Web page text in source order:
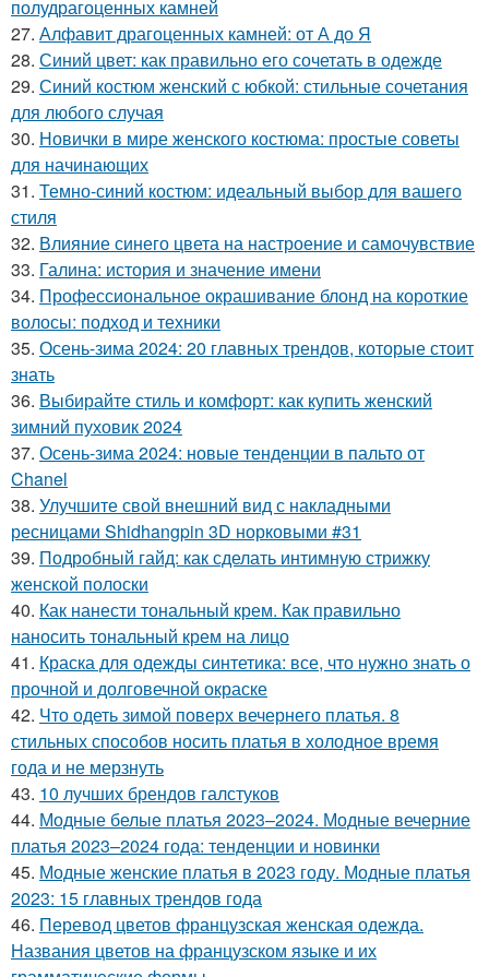
полудрагоценных камней
27. Алфавит драгоценных камней: от А до Я
28. Синий цвет: как правильно его сочетать в одежде
29. Синий костюм женский с юбкой: стильные сочетания
для любого случая
30. Новички в мире женского костюма: простые советы
для начинающих
31. Темно-синий костюм: идеальный выбор для вашего
стиля
32. Влияние синего цвета на настроение и самочувствие
33. Галина: история и значение имени
34. Профессиональное окрашивание блонд на короткие
волосы: подход и техники
35. Осень-зима 2024: 20 главных трендов, которые стоит
знать
36. Выбирайте стиль и комфорт: как купить женский
зимний пуховик 2024
37. Осень-зима 2024: новые тенденции в пальто от
Chanel
38. Улучшите свой внешний вид с накладными
ресницами Shidhangpin 3D норковыми #31
39. Подробный гайд: как сделать интимную стрижку
женской полоски
40. Как нанести тональный крем. Как правильно
наносить тональный крем на лицо
41. Краска для одежды синтетика: все, что нужно знать о
прочной и долговечной окраске
42. Что одеть зимой поверх вечернего платья. 8
стильных способов носить платья в холодное время
года и не мерзнуть
43. 10 лучших брендов галстуков
44. Модные белые платья 2023–2024. Модные вечерние
платья 2023–2024 года: тенденции и новинки
45. Модные женские платья в 2023 году. Модные платья
2023: 15 главных трендов года
46. Перевод цветов французская женская одежда.
Названия цветов на французском языке и их